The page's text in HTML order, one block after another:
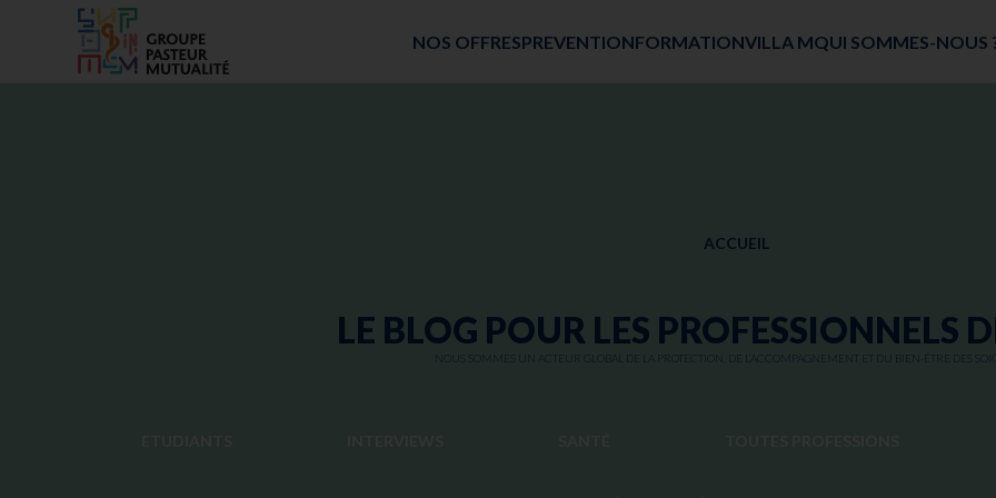
ACCUEIL - GROUPE PASTEUR MUTUALITÉ
NOS OFFRESPREVENTIONFORMATIONVILLA MQUI SOMMES-NOUS
ACCUEIL
LE BLOG POUR LES PROFESSIONNELS
NOUS SOMMES UN ACTEUR GLOBAL DE LA PROTECTION, DE L’ACCOMPAGNEMENT ET DU BIEN-ÊTRE DES